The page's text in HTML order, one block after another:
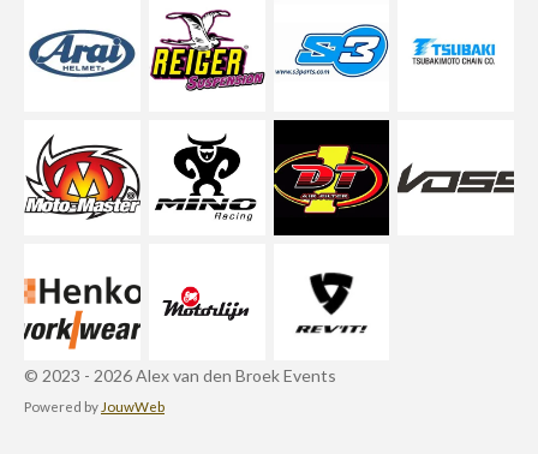
© 2023 - 2026 Alex van den Broek Events
Powered by JouwWeb